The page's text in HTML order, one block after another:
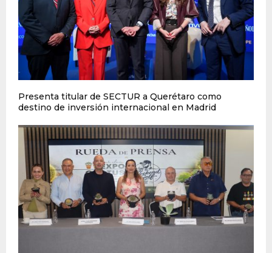
Presenta titular de SECTUR a Querétaro como
destino de inversión internacional en Madrid